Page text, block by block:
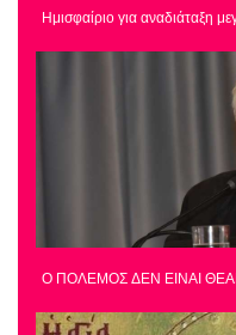
Ημισφαίριο για αναδιάταξη
Ο ΠΟΛΕΜΟΣ ΔΕΝ ΕΙΝΑΙ